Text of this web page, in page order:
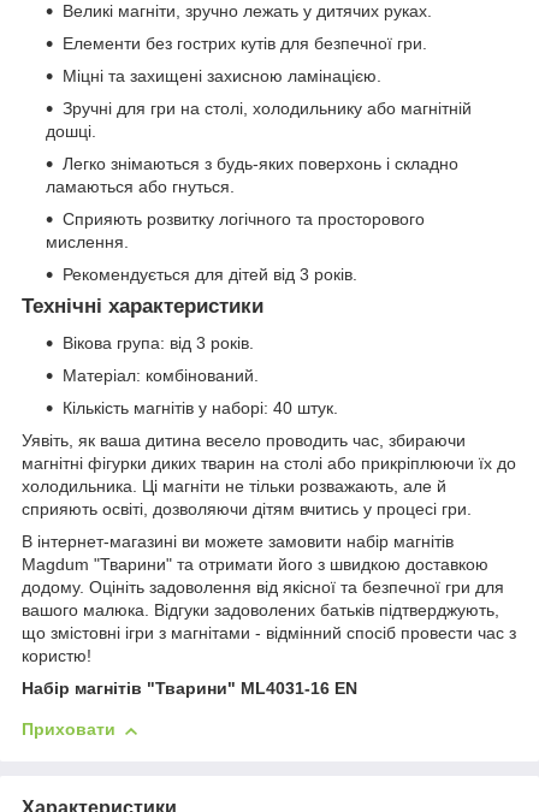
Великі магніти, зручно лежать у дитячих руках.
Елементи без гострих кутів для безпечної гри.
Міцні та захищені захисною ламінацією.
Зручні для гри на столі, холодильнику або магнітній
дошці.
Легко знімаються з будь-яких поверхонь і складно
ламаються або гнуться.
Сприяють розвитку логічного та просторового
мислення.
Рекомендується для дітей від 3 років.
Технічні характеристики
Вікова група: від 3 років.
Матеріал: комбінований.
Кількість магнітів у наборі: 40 штук.
Уявіть, як ваша дитина весело проводить час, збираючи
магнітні фігурки диких тварин на столі або прикріплюючи їх до
холодильника. Ці магніти не тільки розважають, але й
сприяють освіті, дозволяючи дітям вчитись у процесі гри.
В інтернет-магазині ви можете замовити набір магнітів
Magdum "Тварини" та отримати його з швидкою доставкою
додому. Оцініть задоволення від якісної та безпечної гри для
вашого малюка. Відгуки задоволених батьків підтверджують,
що змістовні ігри з магнітами - відмінний спосіб провести час з
користю!
Набір магнітів "Тварини" ML4031-16 EN
Приховати
Характеристики